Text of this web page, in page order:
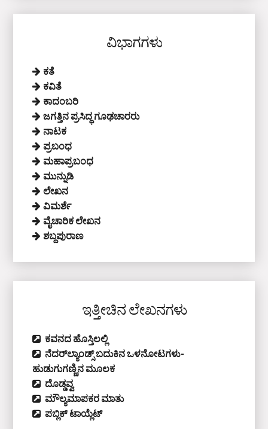
ವಿಭಾಗಗಳು
ಕತೆ
ಕವಿತೆ
ಕಾದಂಬರಿ
ಜಗತ್ತಿನ ಪ್ರಸಿದ್ಧ ಗೂಢಚಾರರು
ನಾಟಕ
ಪ್ರಬಂಧ
ಮಹಾಪ್ರಬಂಧ
ಮುನ್ನುಡಿ
ಲೇಖನ
ವಿಮರ್ಶೆ
ವೈಚಾರಿಕ ಲೇಖನ
ಶಬ್ದಪುರಾಣ
ಇತ್ತೀಚಿನ ಲೇಖನಗಳು
ಕವನದ ಹೊಸ್ತಿಲಲ್ಲಿ
ನೆದರ್‌ಲ್ಯಾಂಡ್ಸ್‌ ಬದುಕಿನ ಒಳನೋಟಗಳು-
ಹುಡುಗುಗಣ್ಣಿನ ಮೂಲಕ
ದೊಡ್ಡವ್ವ
ಮೌಲ್ಯಮಾಪಕರ ಮಾತು
ಪಬ್ಲಿಕ್‌ ಟಾಯ್ಲೆಟ್‌